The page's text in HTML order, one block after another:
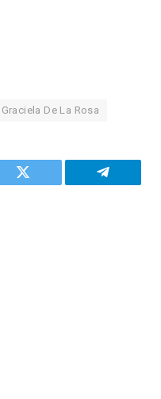
Graciela De La Rosa
Twitter Telegram